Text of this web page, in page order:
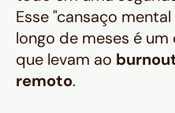
Esse "cansaço
longo de meses é
que levam ao
remoto.